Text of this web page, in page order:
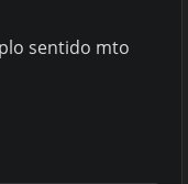
sentido mto